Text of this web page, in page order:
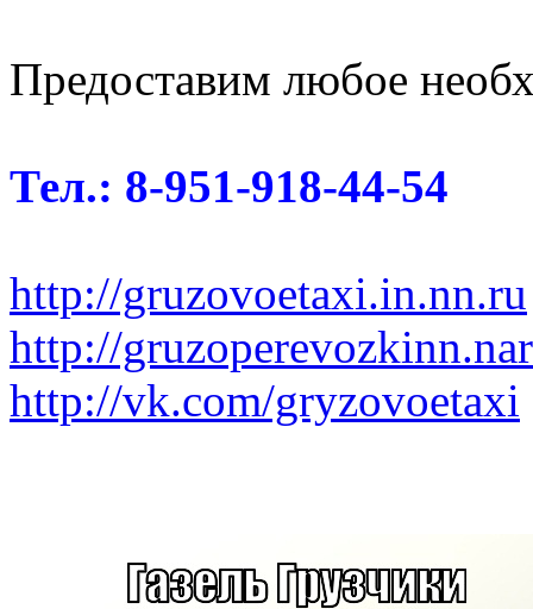
Предоставим любое
Тел.: 8-951-918-44-54
http://gruzovoetaxi.in.nn.ru
http://
http://vk.com/gryzovoetaxi